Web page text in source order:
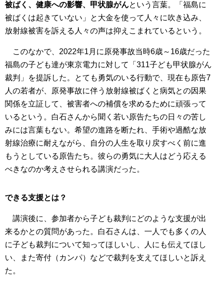
被ばく、健康への影響、甲状腺がんという言葉。「福島に
被ばくは起きていない」と大金を使って人々に吹き込み、
放射線被害を訴える人々の声は抑えこまれているという。
このなかで、2022年1月に原発事故当時6歳～16歳だった
福島の子ども達が東京電力に対して「311子ども甲状腺がん
裁判」を提訴した。とても勇気のいる行動で、現在も原告7
人の若者が、原発事故に伴う放射線被ばくと病気との因果
関係を立証して、被害者への補償を求めるために頑張って
いるという。白石さんから聞く若い原告たちの日々の苦し
みには言葉もない。希望の進路を断たれ、手術や過酷な放
射線治療に耐えながら、自分の人生を取り戻すべく前に進
もうとしている原告たち。彼らの勇気に大人はどう応える
べきなのか考えさせられる講演だった。
できる支援とは？
講演後に、参加者から子ども裁判にどのような支援が出
来るかとの質問があった。白石さんは、一人でも多くの人
に子ども裁判について知ってほしいし、人にも伝えてほし
い、また寄付（カンパ）などで裁判を支えてほしいと訴え
た。